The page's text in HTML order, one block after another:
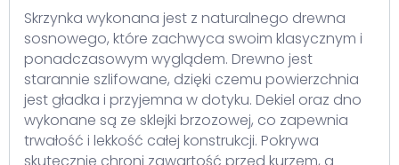
Skrzynka wykonana jest z naturalnego drewna
sosnowego, które zachwyca swoim klasycznym i
ponadczasowym wyglądem. Drewno jest
starannie szlifowane, dzięki czemu powierzchnia
jest gładka i przyjemna w dotyku. Dekiel oraz dno
wykonane są ze sklejki brzozowej, co zapewnia
trwałość i lekkość całej konstrukcji. Pokrywa